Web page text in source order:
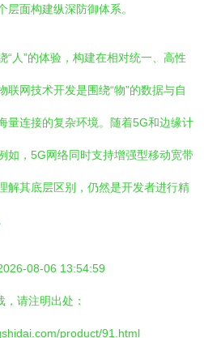
面构建纵深防御体系。
“人”的体验，构建在相对统一、高性
网技术开发是围绕“物”的数据与自
量连接的复杂环境。随着5G和边缘计
如，5G网络同时支持增强型移动宽带
解其底层区别，仍然是开发者进行精
08-06 13:54:59
，请注明出处：
product/91.html